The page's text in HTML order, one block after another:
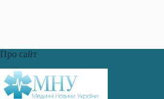
Про сайт